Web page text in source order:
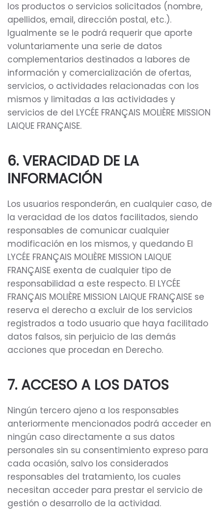
los productos o servicios solicitados (nombre,
apellidos, email, dirección postal, etc.).
Igualmente se le podrá requerir que aporte
voluntariamente una serie de datos
complementarios destinados a labores de
información y comercialización de ofertas,
servicios, o actividades relacionadas con los
mismos y limitadas a las actividades y
servicios de del LYCÉE FRANÇAIS MOLIÈRE MISSION
LAIQUE FRANÇAISE.
6. VERACIDAD DE LA
INFORMACIÓN
Los usuarios responderán, en cualquier caso, de
la veracidad de los datos facilitados, siendo
responsables de comunicar cualquier
modificación en los mismos, y quedando El
LYCÉE FRANÇAIS MOLIÈRE MISSION LAIQUE
FRANÇAISE exenta de cualquier tipo de
responsabilidad a este respecto. El LYCÉE
FRANÇAIS MOLIÈRE MISSION LAIQUE FRANÇAISE se
reserva el derecho a excluir de los servicios
registrados a todo usuario que haya facilitado
datos falsos, sin perjuicio de las demás
acciones que procedan en Derecho.
7. ACCESO A LOS DATOS
Ningún tercero ajeno a los responsables
anteriormente mencionados podrá acceder en
ningún caso directamente a sus datos
personales sin su consentimiento expreso para
cada ocasión, salvo los considerados
responsables del tratamiento, los cuales
necesitan acceder para prestar el servicio de
gestión o desarrollo de la actividad.